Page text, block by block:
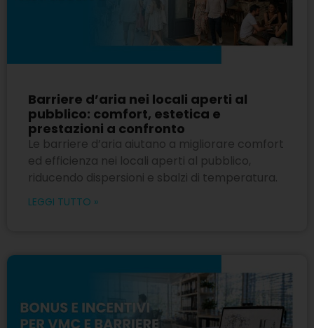
Barriere d’aria nei locali aperti al
pubblico: comfort, estetica e
prestazioni a confronto
Le barriere d’aria aiutano a migliorare comfort
ed efficienza nei locali aperti al pubblico,
riducendo dispersioni e sbalzi di temperatura.
LEGGI TUTTO »